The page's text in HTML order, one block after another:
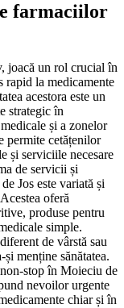
farmaciilor
joacă un rol crucial în
rapid la medicamente
acestora este un
strategic în
și a zonelor
permite cetățenilor
și serviciile necesare
de servicii și
Jos este variată și
oferă
produse pentru
simple.
de vârstă sau
menține sănătatea.
stop în Moieciu de
nevoilor urgente
chiar și în